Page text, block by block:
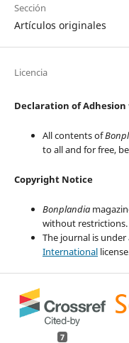
Sección
Artículos originales
Licencia
Declaration of Adhesion
All contents of
to all and for free,
Copyright Notice
Bonplandia
without restrictions.
The journal is under
International
7